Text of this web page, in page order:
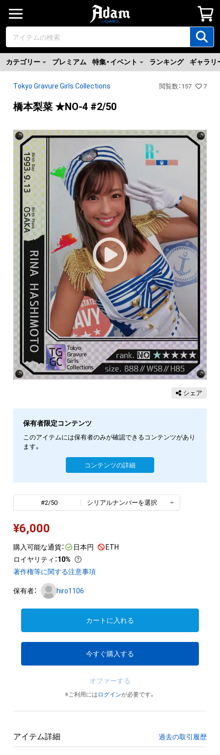
カテゴリー プレミアム 特集・イベント ランキング ギャラリ
Tokyo Gravure Girls Collections 閲覧数 ： 157 7
橋本梨菜 ★NO-4 #2/50
シェア
保有者限定コンテンツ
このアイテムには保有者のみが確認できるコンテンツがあり
ます。
コンテンツの詳細
#2/50 シリアルナンバーを選択
¥6,000
購入可能な通貨： 日本円
ETH
ロイヤリティ ：10%
著作権等に関する注意事項
保有者： hiro1106
カートに入れる
今すぐ購入する
オファーする
※ご利用には ログインが必要です。
アイテム詳細 過去の取引履歴